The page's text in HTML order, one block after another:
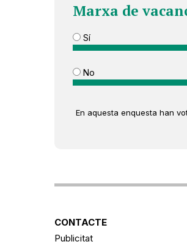
Marxa de
Sí
No
En aquesta enquesta han
CONTACTE
Publicitat